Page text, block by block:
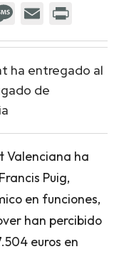
ha entregado al
de
Valenciana ha
Puig,
en funciones,
han percibido
euros en